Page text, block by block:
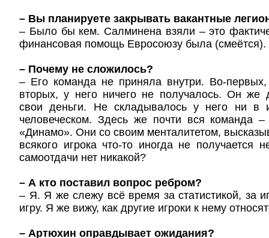
– Вы планируете закрывать вакантные
– Было бы кем. Салминена взяли – это
финансовая помощь Евросоюзу была (смеётся).
– Почему не сложилось?
– Его команда не приняла внутри. Во-
вторых, у него ничего не получалось. Он же
свои деньги. Не складывалось у него ни в
человеческом. Здесь же почти вся команда
«Динамо». Они со своим менталитетом,
всякого игрока что-то иногда не получается
самоотдачи нет никакой?
– А кто поставил вопрос ребром?
– Я. Я же слежу всё время за статистикой, за
игру. Я же вижу, как другие игроки к нему
– Артюхин оправдывает ожидания?